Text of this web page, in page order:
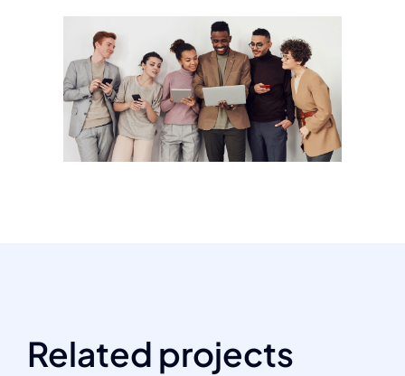
Related projects